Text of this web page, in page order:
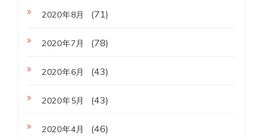
2020年8月 (71)
2020年7月 (78)
2020年6月 (43)
2020年5月 (43)
2020年4月 (46)